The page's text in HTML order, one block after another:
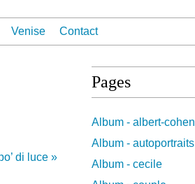
Venise Contact
Pages
Album - albert-cohen
Album - autoportraits
Album - cecile